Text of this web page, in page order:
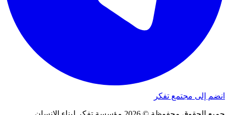
انضم إلى مجتمع تفكر